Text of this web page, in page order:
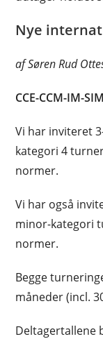
Nye
af Søren Rud
CCE-CCM-IM-
Vi har inviteret
kategori 4
normer.
Vi har også
minor-kategori
normer.
Begge
måneder (incl.
Deltagertallene